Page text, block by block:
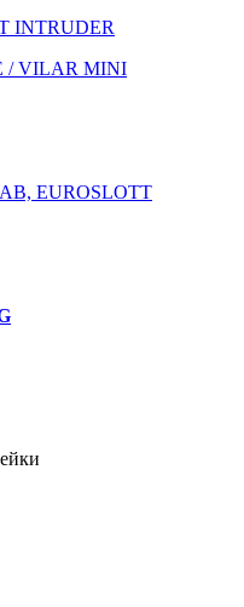
INTRUDER
/ VILAR MINI
EUROSLOTT